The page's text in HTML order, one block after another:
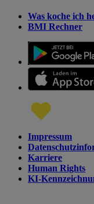
Was koche ich
BMI Rechner
Impressum
Karriere
Human Rights
KI-